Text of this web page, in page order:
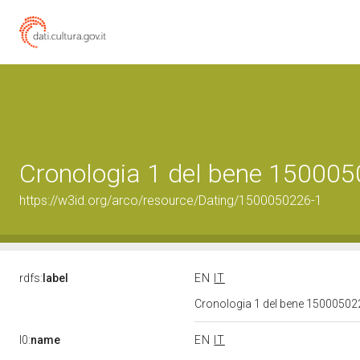
Cronologia 1 del bene
https://w3id.org/arco/resource/Dating/1500050226-1
rdfs: label EN
IT
Cronologia 1 del bene
l0:name EN
IT